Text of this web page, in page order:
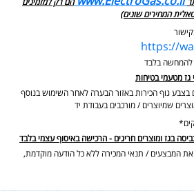
המחירים שונים)
https://
להמחשה בלבד
גז מטעמי בטיחות
בצבע גוף הכירות באזור הבערה לאחר השימוש בנוסף
בגז ומוצרים חריגים - הרכישה באיסוף עצמי בלבד
המבצעים / תנאי המכירה ללא כל הודעה מוקדמת,